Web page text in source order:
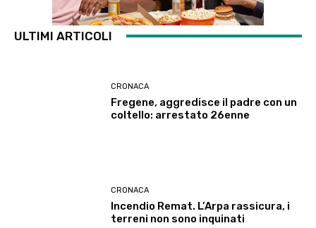
ULTIMI ARTICOLI
CRONACA
Fregene, aggredisce il padre con un
coltello: arrestato 26enne
CRONACA
Incendio Remat. L’Arpa rassicura, i
terreni non sono inquinati